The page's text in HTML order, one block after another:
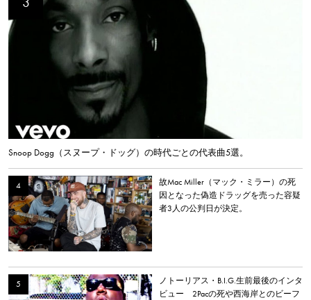
Snoop Dogg（スヌープ・ドッグ）の時代ごとの代表曲5選。
故Mac Miller（マック・ミラー）の死
因となった偽造ドラッグを売った容疑
者3人の公判日が決定。
ノトーリアス・B.I.G.生前最後のインタ
ビュー 2Pacの死や西海岸とのビーフ